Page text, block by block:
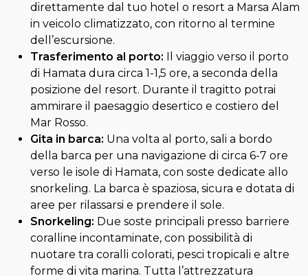
direttamente dal tuo hotel o resort a Marsa Alam
in veicolo climatizzato, con ritorno al termine
dell’escursione.
Trasferimento al porto: Il viaggio verso il porto
di Hamata dura circa 1-1,5 ore, a seconda della
posizione del resort. Durante il tragitto potrai
ammirare il paesaggio desertico e costiero del
Mar Rosso.
Gita in barca: Una volta al porto, sali a bordo
della barca per una navigazione di circa 6-7 ore
verso le isole di Hamata, con soste dedicate allo
snorkeling. La barca è spaziosa, sicura e dotata di
aree per rilassarsi e prendere il sole.
Snorkeling: Due soste principali presso barriere
coralline incontaminate, con possibilità di
nuotare tra coralli colorati, pesci tropicali e altre
forme di vita marina. Tutta l’attrezzatura